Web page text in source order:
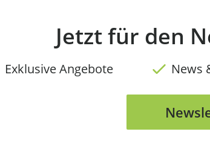
Jetzt für den
Exklusive Angebote News